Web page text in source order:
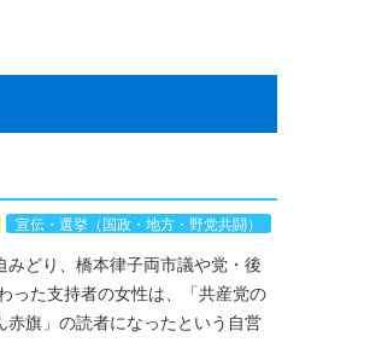
宣伝・選挙（国政・地方・野党共闘）
どり、橋本律子両市議や党・後
た支持者の女性は、「共産党の
赤旗」の読者になったという自営